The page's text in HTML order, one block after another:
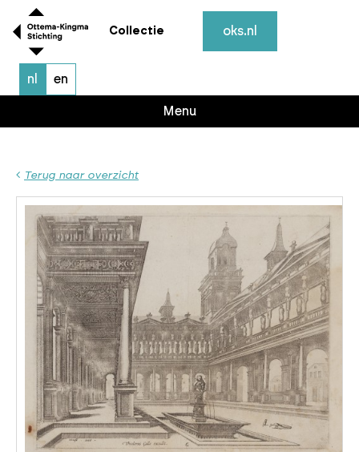
Collectie oks.nl
nl en
Menu
Terug naar overzicht